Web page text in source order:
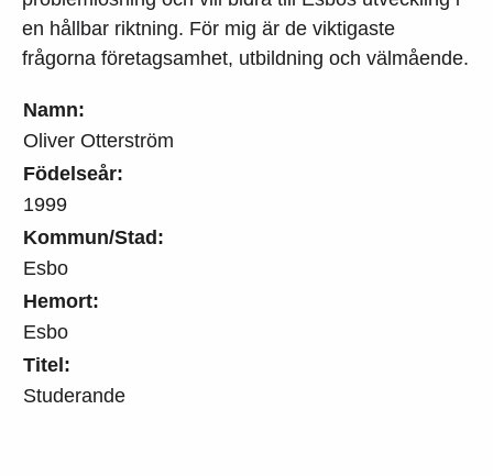
Namn:
Oliver Otterström
Födelseår:
1999
Kommun/Stad:
Esbo
Hemort:
Esbo
Titel:
Studerande
en hållbar riktning. För mig är de viktigaste
frågorna företagsamhet, utbildning och välmående.